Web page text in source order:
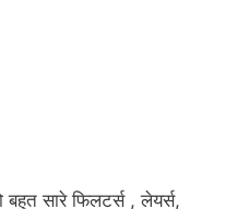
सारे फिलटर्स , लेयर्स,